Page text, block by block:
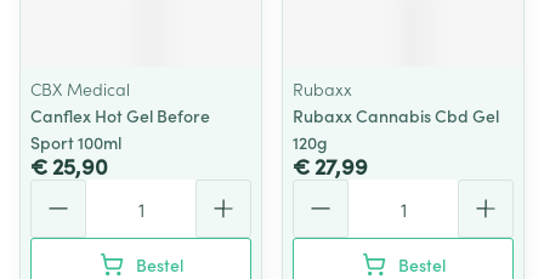
CBX Medical
Canflex Hot Gel Before
Sport 100ml
€ 25,90
Bestel
Rubaxx
Rubaxx Cannabis Cbd Gel
120g
€ 27,99
Bestel